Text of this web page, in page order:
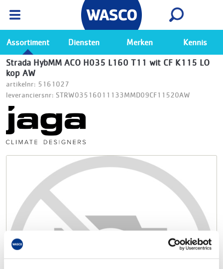
Ga naar de Wasco app
Bekijk
Assortiment Diensten Merken Kennis
Strada HybMM ACO H035 L160 T11 wit CF K115 LO
kop AW
artikelnr: 5161027
leveranciersnr: STRW03516011133MMD09CF11520AW